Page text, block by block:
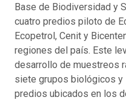
Base de Biodiversidad y
cuatro predios piloto de
Ecopetrol, Cenit y
regiones del país. Este
desarrollo de muestreos
siete grupos biológicos y
predios ubicados en los